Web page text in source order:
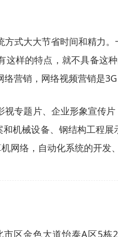
式大大节省时间和精力
这样的特点，就不具备这
营销，网络视频营销是
专题片、企业形象宣传
机械设备、钢结构工程
网络，自动化系统的开发
市区金色大道怡泰A区5栋